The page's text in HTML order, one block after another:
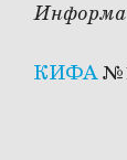
КИФА